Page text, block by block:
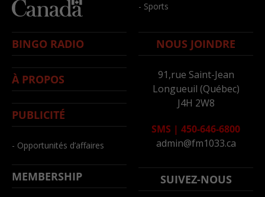
- Sports
BINGO RADIO
À PROPOS
PUBLICITÉ
- Opportunités d’affaires
MEMBERSHIP
NOUS JOINDRE
91,rue Saint-Jean
Longueuil (Québec)
J4H 2W8
SMS | 450-646-6800
admin@fm1033.ca
SUIVEZ-NOUS